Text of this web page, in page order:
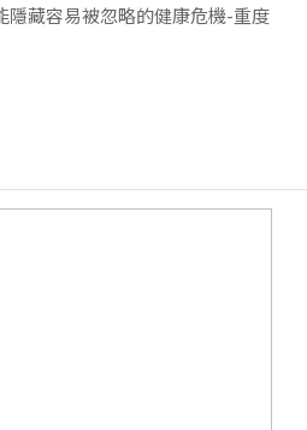
隱藏容易被忽略的健康危機-重度